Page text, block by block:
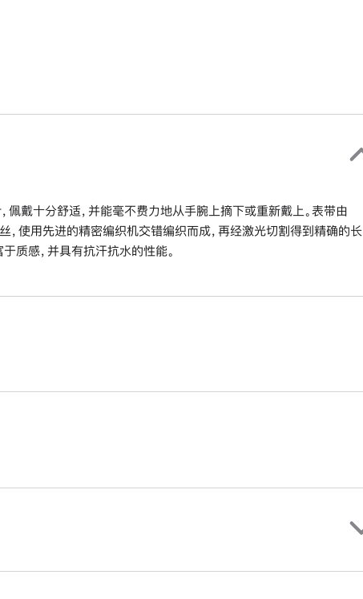
佩戴十分舒适，并能毫不费力地从手腕上摘下或重新戴上。表带由
使用先进的精密编织机交错编织而成，再经激光切割得到精确的长
质感，并具有抗汗抗水的性能。